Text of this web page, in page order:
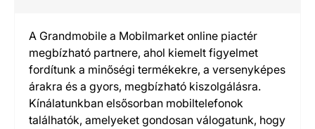
A Grandmobile a Mobilmarket online piactér
megbízható partnere, ahol kiemelt figyelmet
fordítunk a minőségi termékekre, a versenyképes
árakra és a gyors, megbízható kiszolgálásra.
Kínálatunkban elsősorban mobiltelefonok
találhatók, amelyeket gondosan válogatunk, hogy